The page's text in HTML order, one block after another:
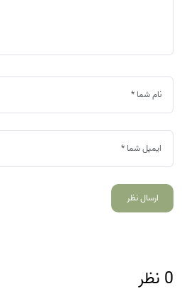
ارسال نظر
0 نظر